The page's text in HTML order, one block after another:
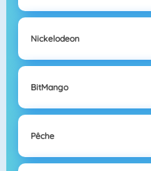
Nickelodeon
BitMango
Pêche